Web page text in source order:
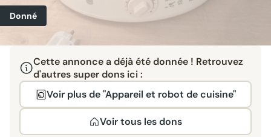
Donné
Cette annonce a déjà été donnée ! Retrouvez
d'autres super dons ici :
Voir plus de "Appareil et robot de cuisine"
Voir tous les dons